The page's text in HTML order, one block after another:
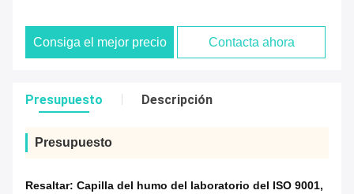
Consiga el mejor precio Contacta ahora
Presupuesto Descripción
Presupuesto
Resaltar: Capilla del humo del laboratorio del ISO 9001,